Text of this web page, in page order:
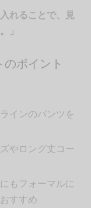
れることで、見
」
ポイント
インのパンツを
やロング丈コー
もフォーマルに
すすめ